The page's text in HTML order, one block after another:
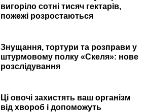
вигоріло сотні тисяч гектарів,
пожежі розростаються
Знущання, тортури та розправи у
штурмовому полку «Скеля»: нове
розслідування
Ці овочі захистять ваш організм
від хвороб і допоможуть